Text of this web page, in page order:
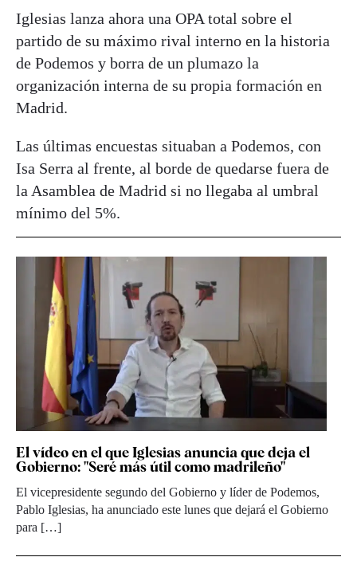
Iglesias lanza ahora una OPA total sobre el
partido de su máximo rival interno en la historia
de Podemos y borra de un plumazo la
organización interna de su propia formación en
Madrid.
Las últimas encuestas situaban a Podemos, con
Isa Serra al frente, al borde de quedarse fuera de
la Asamblea de Madrid si no llegaba al umbral
mínimo del 5%.
El vídeo en el que Iglesias anuncia que deja el
Gobierno: "Seré más útil como madrileño"
El vicepresidente segundo del Gobierno y líder de Podemos,
Pablo Iglesias, ha anunciado este lunes que dejará el Gobierno
para […]